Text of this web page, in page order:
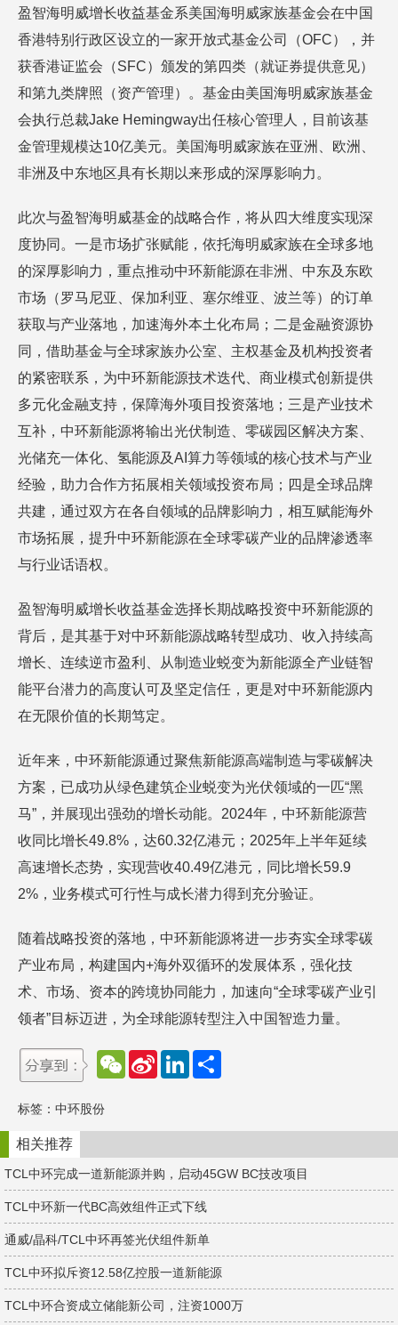
盈智海明威增长收益基金系美国海明威家族基金会在中国
香港特别行政区设立的一家开放式基金公司（OFC），并
获香港证监会（SFC）颁发的第四类（就证券提供意见）
和第九类牌照（资产管理）。基金由美国海明威家族基金
会执行总裁Jake Hemingway出任核心管理人，目前该基
金管理规模达10亿美元。美国海明威家族在亚洲、欧洲、
非洲及中东地区具有长期以来形成的深厚影响力。
此次与盈智海明威基金的战略合作，将从四大维度实现深
度协同。一是市场扩张赋能，依托海明威家族在全球多地
的深厚影响力，重点推动中环新能源在非洲、中东及东欧
市场（罗马尼亚、保加利亚、塞尔维亚、波兰等）的订单
获取与产业落地，加速海外本土化布局；二是金融资源协
同，借助基金与全球家族办公室、主权基金及机构投资者
的紧密联系，为中环新能源技术迭代、商业模式创新提供
多元化金融支持，保障海外项目投资落地；三是产业技术
互补，中环新能源将输出光伏制造、零碳园区解决方案、
光储充一体化、氢能源及AI算力等领域的核心技术与产业
经验，助力合作方拓展相关领域投资布局；四是全球品牌
共建，通过双方在各自领域的品牌影响力，相互赋能海外
市场拓展，提升中环新能源在全球零碳产业的品牌渗透率
与行业话语权。
盈智海明威增长收益基金选择长期战略投资中环新能源的
背后，是其基于对中环新能源战略转型成功、收入持续高
增长、连续逆市盈利、从制造业蜕变为新能源全产业链智
能平台潜力的高度认可及坚定信任，更是对中环新能源内
在无限价值的长期笃定。
近年来，中环新能源通过聚焦新能源高端制造与零碳解决
方案，已成功从绿色建筑企业蜕变为光伏领域的一匹“黑
马”，并展现出强劲的增长动能。2024年，中环新能源营
收同比增长49.8%，达60.32亿港元；2025年上半年延续
高速增长态势，实现营收40.49亿港元，同比增长59.9
2%，业务模式可行性与成长潜力得到充分验证。
随着战略投资的落地，中环新能源将进一步夯实全球零碳
产业布局，构建国内+海外双循环的发展体系，强化技
术、市场、资本的跨境协同能力，加速向“全球零碳产业引
领者”目标迈进，为全球能源转型注入中国智造力量。
W
e
t
S
e
b
o
L
d
n
标签： 中环股份
相关推荐
TCL中环完成一道新能源并购，启动45GW BC技改项目
TCL中环新一代BC高效组件正式下线
通威/晶科/TCL中环再签光伏组件新单
TCL中环拟斥资12.58亿控股一道新能源
TCL中环合资成立储能新公司，注资1000万